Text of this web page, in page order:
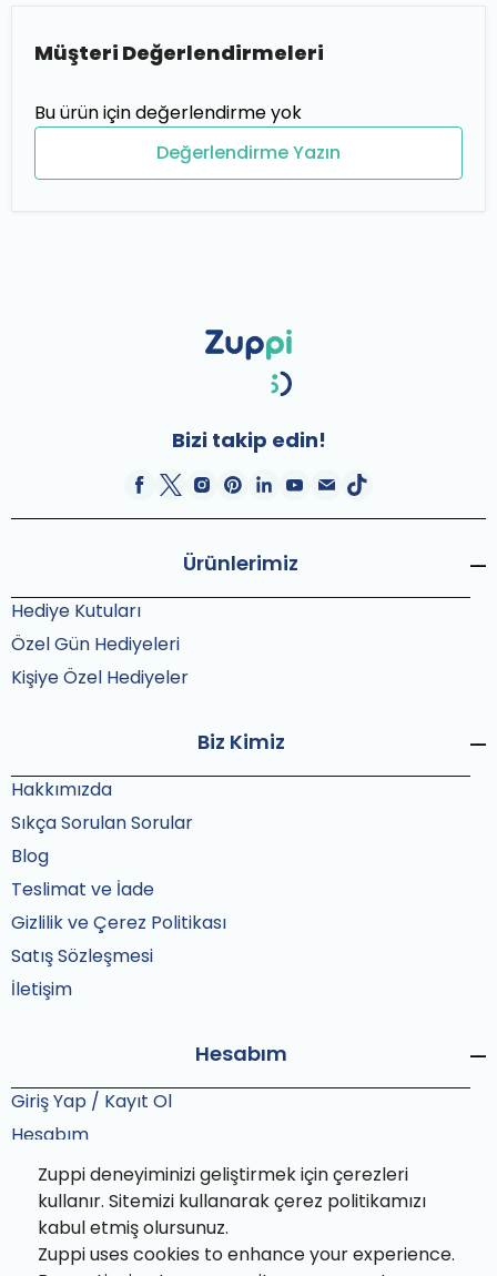
Zuppi deneyiminizi geliştirmek için çerezleri
kullanır. Sitemizi kullanarak çerez politikamızı
kabul etmiş olursunuz.
Zuppi uses cookies to enhance your experience.
Müşteri Değerlendirmeleri
Bu ürün için değerlendirme yok
Değerlendirme Yazın
Bizi takip edin!
Ürünlerimiz
Hediye Kutuları
Özel Gün Hediyeleri
Kişiye Özel Hediyeler
Biz Kimiz
Hakkımızda
Sıkça Sorulan Sorular
Blog
Teslimat ve İade
Gizlilik ve Çerez Politikası
Satış Sözleşmesi
İletişim
Hesabım
Giriş Yap / Kayıt Ol
Hesabım
Siparişlerim
Sipariş Takip